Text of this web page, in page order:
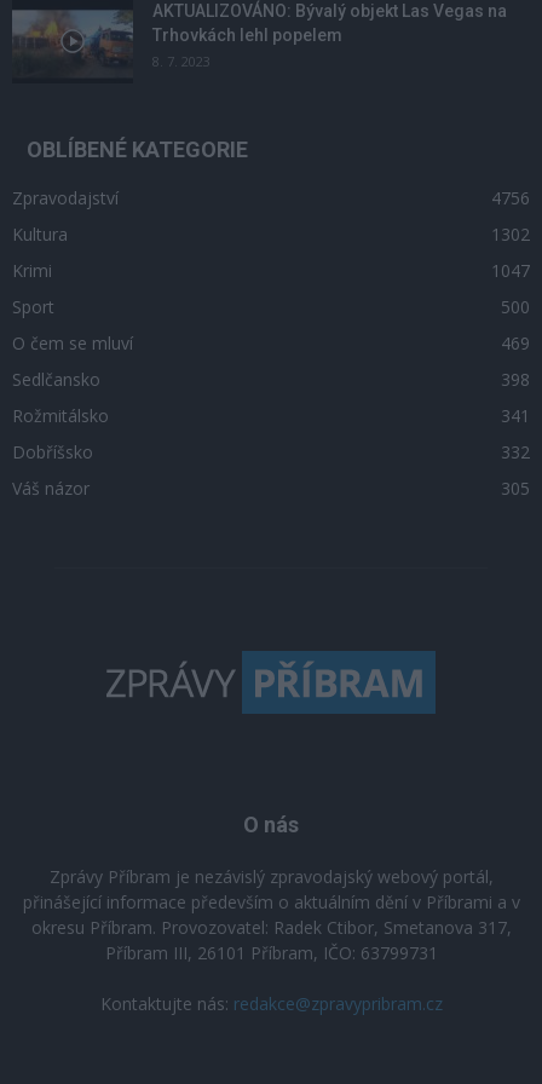
AKTUALIZOVÁNO: Bývalý objekt Las Vegas na
Trhovkách lehl popelem
8. 7. 2023
OBLÍBENÉ KATEGORIE
Zpravodajství
4756
Kultura
1302
Krimi
1047
Sport
500
O čem se mluví
469
Sedlčansko
398
Rožmitálsko
341
Dobříšsko
332
Váš názor
305
O nás
Zprávy Příbram je nezávislý zpravodajský webový portál,
přinášející informace především o aktuálním dění v Příbrami a v
okresu Příbram. Provozovatel: Radek Ctibor, Smetanova 317,
Příbram III, 26101 Příbram, IČO: 63799731
Kontaktujte nás: redakce@zpravypribram.cz